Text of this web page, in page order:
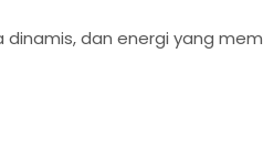
dan energi yang